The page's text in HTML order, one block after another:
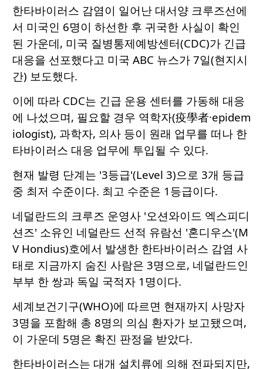
한타바이러스 감염이 일어난 대서양 크루즈선에
서 미국인 6명이 하선한 후 귀국한 사실이 확인
된 가운데, 미국 질병통제예방센터(CDC)가 긴급
대응을 선포했다고 미국 ABC 뉴스가 7일(현지시
간) 보도했다.
이에 따라 CDC는 긴급 운용 센터를 가동해 대응
에 나섰으며, 필요할 경우 역학자(疫學者·epidem
iologist), 과학자, 의사 등이 원래 업무를 떠나 한
타바이러스 대응 업무에 투입될 수 있다.
현재 발령 단계는 '3등급'(Level 3)으로 3개 등급
중 최저 수준이다. 최고 수준은 1등급이다.
네덜란드의 크루즈 운영사 '오션와이드 엑스피디
션즈' 소유인 네덜란드 선적 유람선 '혼디우스'(M
V Hondius)호에서 발생한 한타바이러스 감염 사
태로 지금까지 숨진 사람은 3명으로, 네덜란드인
부부 한 쌍과 독일 국적자 1명이다.
세계보건기구(WHO)에 따르면 현재까지 사망자
3명을 포함해 총 8명의 의심 환자가 보고됐으며,
이 가운데 5명은 확진 판정을 받았다.
한타바이러스는 대개 설치류에 의해 전파되지만,